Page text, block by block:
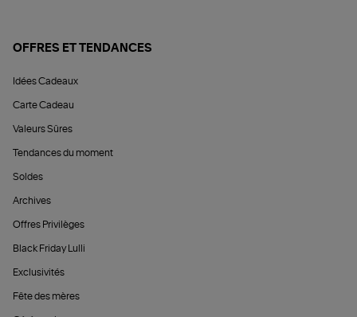
OFFRES ET TENDANCES
Idées Cadeaux
Carte Cadeau
Valeurs Sûres
Tendances du moment
Soldes
Archives
Offres Privilèges
Black Friday Lulli
Exclusivités
Fête des mères